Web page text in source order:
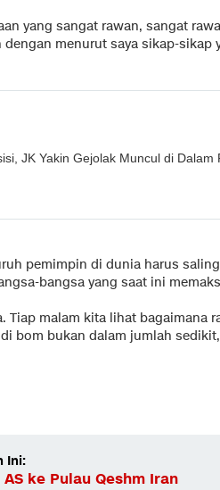
yang sangat rawan, sangat
menurut saya sikap-sikap
JK Yakin Gejolak Muncul di Dalam
pemimpin di dunia harus
bangsa yang saat ini
Tiap malam kita lihat bagaimana
bom bukan dalam jumlah
Ini:
ke Pulau Qeshm Iran